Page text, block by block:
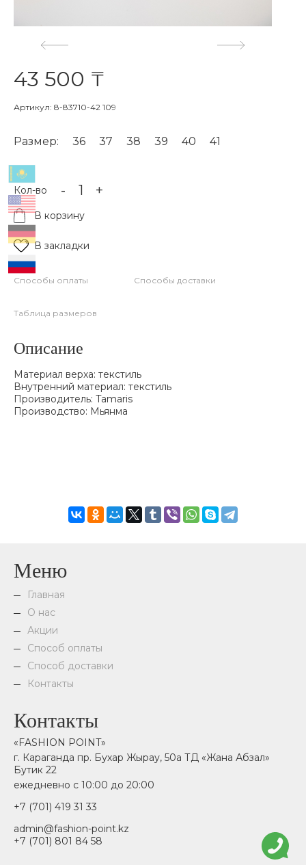
43 500 ₸
Артикул: 8-83710-42 109
Размер: 36 37 38 39 40 41
Кол-во - +
В корзину
В закладки
Способы оплаты Способы доставки
Таблица размеров
Описание
Материал верха: текстиль
Внутренний материал: текстиль
Производитель: Tamaris
Производство: Мьянма
Меню
Главная
О нас
Акции
Способ оплаты
Способ доставки
Контакты
Контакты
«FASHION POINT»
г. Караганда пр. Бухар Жырау, 50а ТД «Жана Абзал»
Бутик 22
ежедневно с 10:00 до 20:00
+7 (701) 419 31 33
admin@fashion-point.kz
+7 (701) 801 84 58